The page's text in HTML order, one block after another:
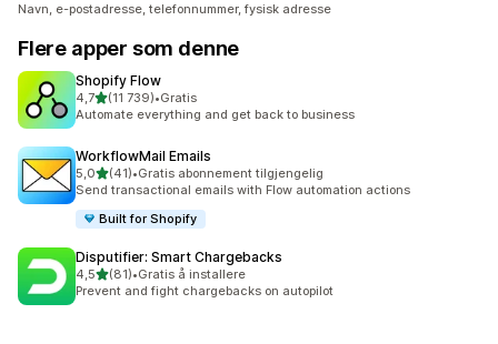
Navn, e-postadresse, telefonnummer, fysisk adresse
Flere apper som denne
Shopify Flow
4,7av 5 stjerner
(11 739)
Totalt 11739 omtaler
•Gratis
Automate everything and get back to business
WorkflowMail Emails
5,0av 5 stjerner
(41)
Totalt 41 omtaler
•Gratis abonnement tilgjengelig
Send transactional emails with Flow automation actions
Built for Shopify
Disputifier: Smart Chargebacks
4,5av 5 stjerner
(81)
Totalt 81 omtaler
•Gratis å installere
Prevent and fight chargebacks on autopilot